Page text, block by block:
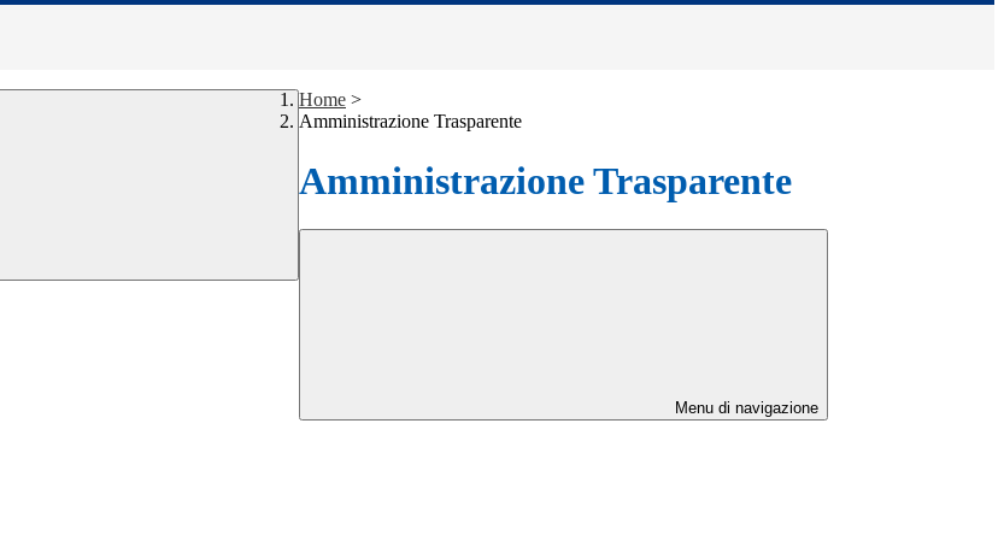
Home >
Amministrazione Trasparente
Amministrazione Trasparente
Menu di navigazione